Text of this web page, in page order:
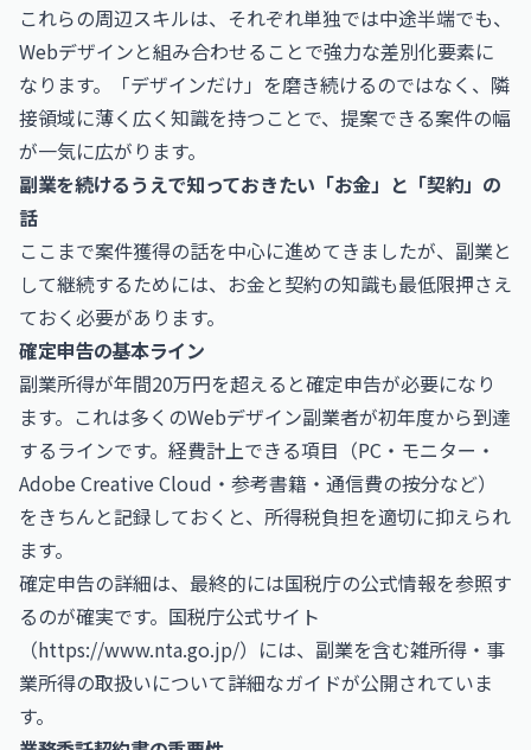
これらの周辺スキルは、それぞれ単独では中途半端でも、
Webデザインと組み合わせることで強力な差別化要素に
なります。「デザインだけ」を磨き続けるのではなく、隣
接領域に薄く広く知識を持つことで、提案できる案件の幅
が一気に広がります。
副業を続けるうえで知っておきたい「お金」と「契約」の
話
ここまで案件獲得の話を中心に進めてきましたが、副業と
して継続するためには、お金と契約の知識も最低限押さえ
ておく必要があります。
確定申告の基本ライン
副業所得が年間20万円を超えると確定申告が必要になり
ます。これは多くのWebデザイン副業者が初年度から到達
するラインです。経費計上できる項目（PC・モニター・
Adobe Creative Cloud・参考書籍・通信費の按分など）
をきちんと記録しておくと、所得税負担を適切に抑えられ
ます。
確定申告の詳細は、最終的には国税庁の公式情報を参照す
るのが確実です。国税庁公式サイト
（https://www.nta.go.jp/）には、副業を含む雑所得・事
業所得の取扱いについて詳細なガイドが公開されていま
す。